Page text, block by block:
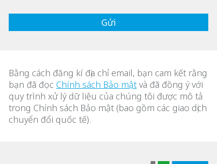
Bằng cách đăng kí địa chỉ email, bạn cam kết rằng
bạn đã đọc Chính sách Bảo mật và đã đồng ý với
quy trình xử lý dữ liệu của chúng tôi được mô tả
trong Chính sách Bảo mật (bao gồm các giao dịch
chuyển đổi quốc tế).